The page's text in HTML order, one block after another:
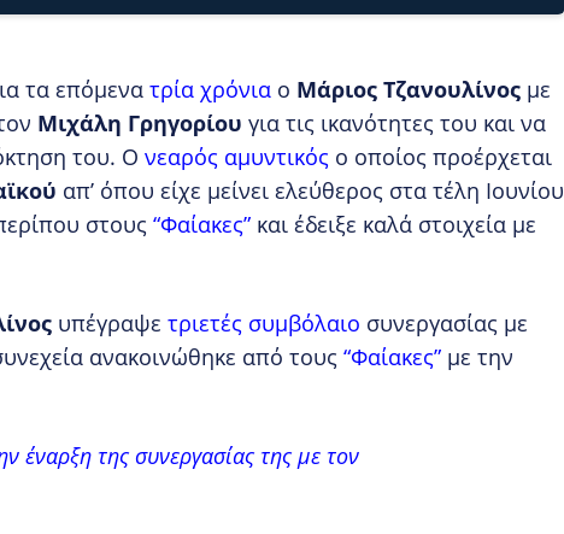
τα επόμενα τρία χρόνια ο Μάριος Τζανουλίνος με
Μιχάλη Γρηγορίου για τις ικανότητες του και να
του. Ο νεαρός αμυντικός ο οποίος προέρχεται
απ’ όπου είχε μείνει ελεύθερος στα τέλη Ιουνίου
στους “Φαίακες” και έδειξε καλά στοιχεία με
υπέγραψε τριετές συμβόλαιο συνεργασίας με
ανακοινώθηκε από τους “Φαίακες” με την
έναρξη της συνεργασίας της με τον